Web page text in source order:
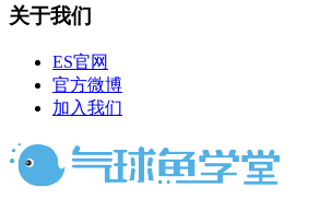
关于我们
ES官网
官方微博
加入我们